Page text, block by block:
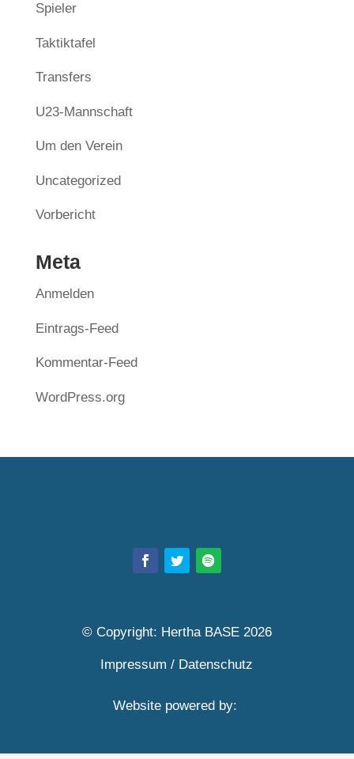
Spieler
Taktiktafel
Transfers
U23-Mannschaft
Um den Verein
Uncategorized
Vorbericht
Meta
Anmelden
Eintrags-Feed
Kommentar-Feed
WordPress.org
© Copyright: Hertha BASE 2026
Impressum / Datenschutz
Website powered by: